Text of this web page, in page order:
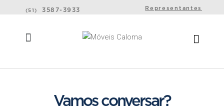
(51) 3587-3933 Representantes
Vamos conversar?